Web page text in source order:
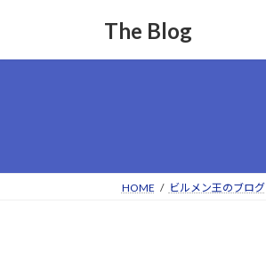
The Blog
HOME ビルメン王のブログ